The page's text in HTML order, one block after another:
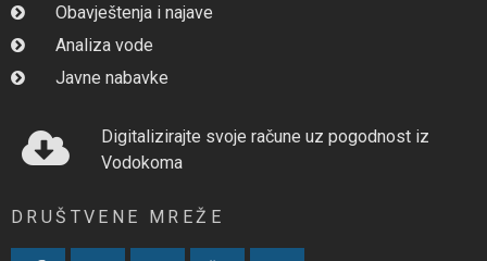
Obavještenja i najave
Analiza vode
Javne nabavke
Digitalizirajte svoje račune uz pogodnost iz
Vodokoma
DRUŠTVENE MREŽE